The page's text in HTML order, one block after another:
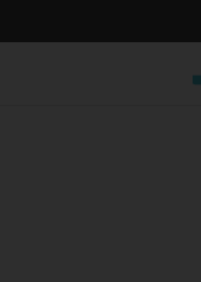
to